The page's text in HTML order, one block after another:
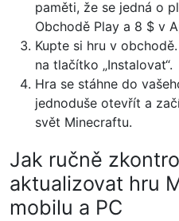
paměti, že se jedná o
Obchodě Play a 8 $ v
Kupte si hru v
na tlačítko „Instalovat“.
Hra se stáhne do
jednoduše otevřít a
svět Minecraftu.
Jak ručně
aktualizovat hru
mobilu a PC